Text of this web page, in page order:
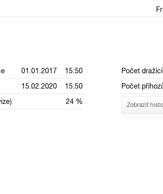
01.01.2017 15:50
15.02.2020 15:50
24 %
Počet
Počet
Zobrazit